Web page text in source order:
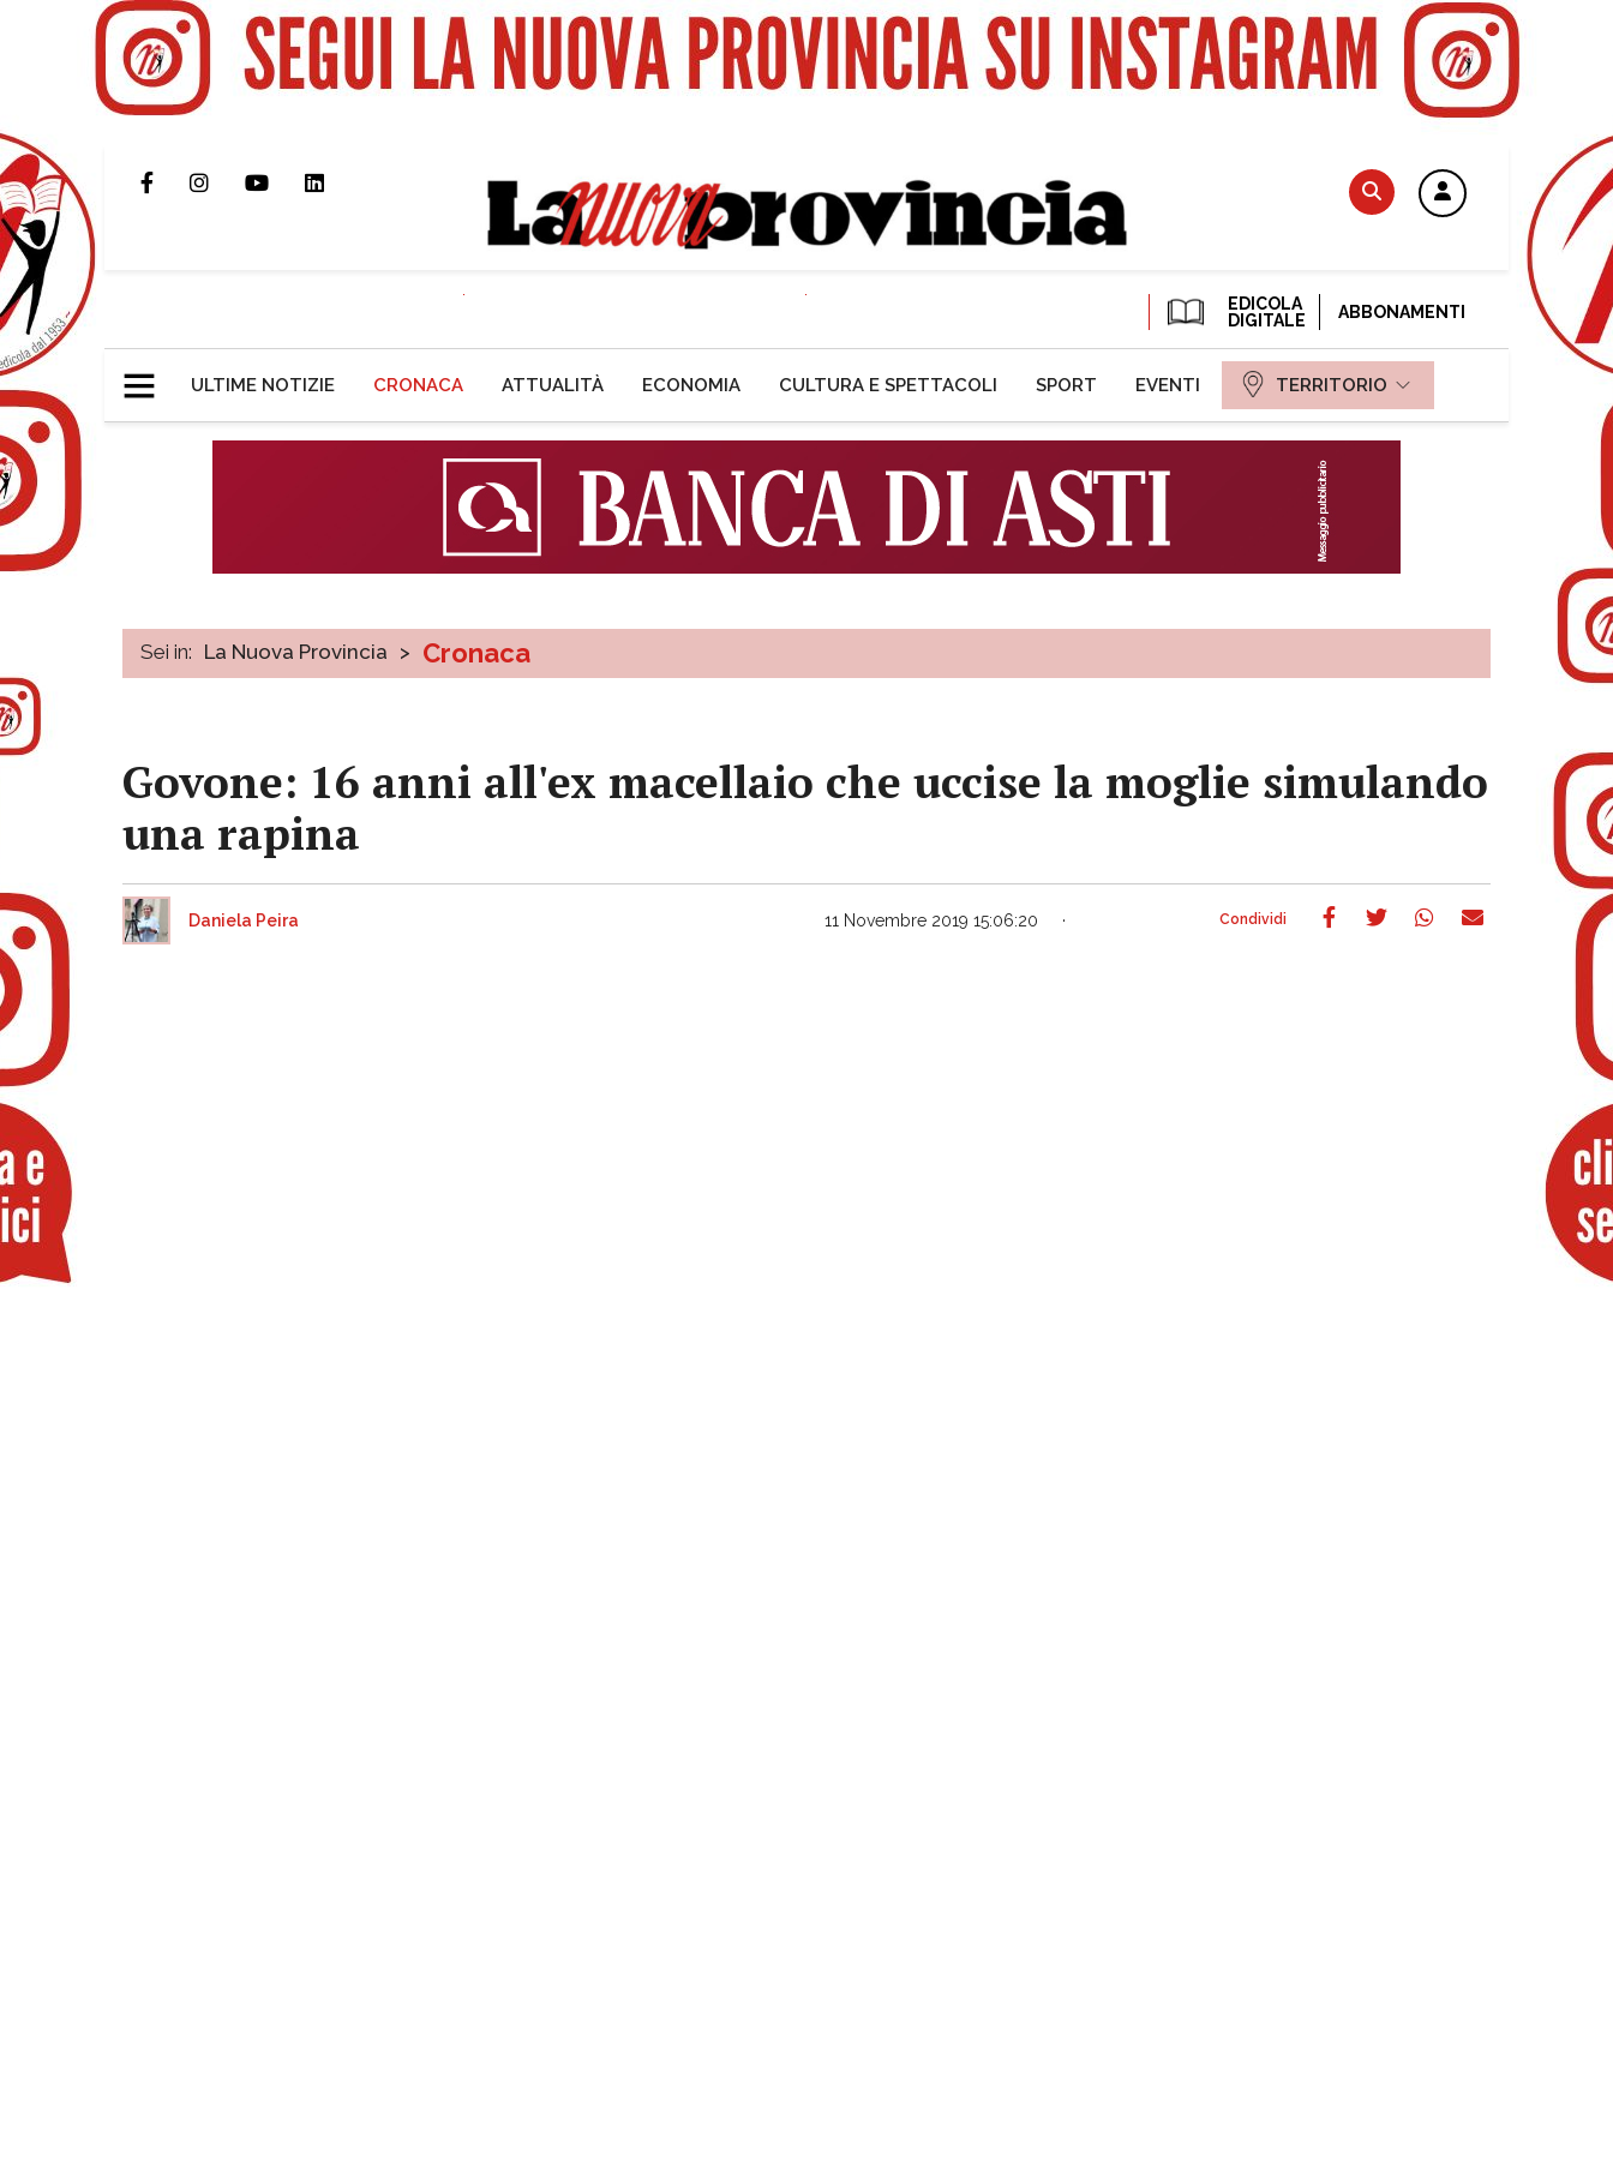
EDICOLA
DIGITALE
ABBONAMENTI
ULTIME NOTIZIE CRONACA ATTUALITÀ ECONOMIA CULTURA E SPETTACOLI SPORT EVENTI TERRITORIO
Sei in: La Nuova Provincia > Cronaca
Govone: 16 anni all'ex macellaio che uccise la moglie simulando
una rapina
Daniela Peira 11 Novembre 2019 15:06:20